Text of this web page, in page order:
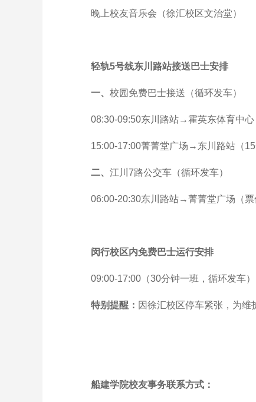
晚上校友音乐会（徐汇校区文治堂）
轻轨5号线东川路站接送巴士安排
一、 校园免费巴士接送（循环发车）
08:30-09:50东川路站→霍英东体育中
15:00-17:00菁菁堂广场→东川路站（
二、 江川7路公交车（循环发车）
06:00-20:30东川路站→菁菁堂广场（票
闵行校区内免费巴士运行安排
09:00-17:00（30分钟一班，循环发车）
特别提醒： 因徐汇校区停车紧张，为维
船建学院校友事务联系方式：